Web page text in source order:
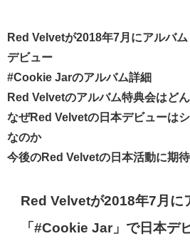
Red Velvetが2018年7月にアルバ
デビュー
#Cookie Jarのアルバム詳細
Red Velvetのアルバム特典会はど
なぜRed Velvetの日本デビューは
なのか
今後のRed Velvetの日本活動に期待
Red Velvetが2018年7月に
「#Cookie Jar」で日本デ